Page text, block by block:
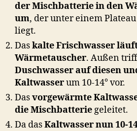
der Mischbatterie in den
um, der unter einem
liegt.
Daskalte Frischwasser
Wärmetauscher. Außen
Duschwasser auf diesen
Kaltwasserum 10-14° vor.
Dasvorgewärmte
die Mischbatteriegeleitet.
Da dasKaltwasser nun 10-